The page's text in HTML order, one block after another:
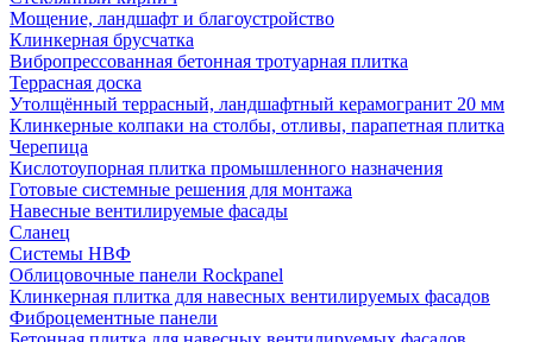
Мощение, ландшафт и благоустройство
Клинкерная брусчатка
Вибропрессованная бетонная тротуарная плитка
Террасная доска
Утолщённый террасный, ландшафтный керамогранит 20 мм
Клинкерные колпаки на столбы, отливы, парапетная плитка
Черепица
Кислотоупорная плитка промышленного назначения
Готовые системные решения для монтажа
Навесные вентилируемые фасады
Сланец
Системы НВФ
Облицовочные панели Rockpanel
Клинкерная плитка для навесных вентилируемых фасадов
Фиброцементные панели